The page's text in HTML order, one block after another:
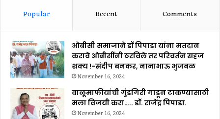
Popular Recent Comments
ओबीसी समाजाने डॉ पिपाडा यांना मतदान
करावे ओबीसींनी ठरविले तर परिवर्तन सहज
शक्य !-संदीप बनकर, नानाभाऊ भुजबळ
November 16, 2024
वाळूमाफीयांची गुंडगिरी गाडून टाकण्यासाठी
मला विजयी करा….. डॉ. राजेंद्र पिपाडा.
November 16, 2024